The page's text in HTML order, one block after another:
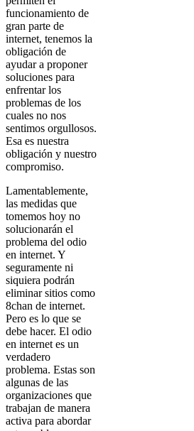
funcionamiento de
gran parte de
internet, tenemos la
obligación de
ayudar a proponer
soluciones para
enfrentar los
problemas de los
cuales no nos
sentimos orgullosos.
Esa es nuestra
obligación y nuestro
compromiso.
Lamentablemente,
las medidas que
tomemos hoy no
solucionarán el
problema del odio
en internet. Y
seguramente ni
siquiera podrán
eliminar sitios como
8chan de internet.
Pero es lo que se
debe hacer. El odio
en internet es un
verdadero
problema. Estas son
algunas de las
organizaciones que
trabajan de manera
activa para abordar